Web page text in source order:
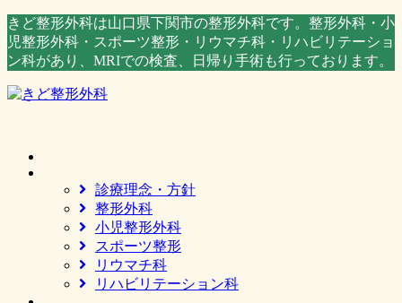
コ
ン
テ
ツ
ナ
ビ
ゲ
シ
きど整形外科は山口県下関市の整形外科です。整形外科・小
児整形外科・スポーツ整形・リウマチ科・リハビリテーショ
ン科があり、MRIでの検査、日帰り手術も行っております。
診療理念・方針
整形外科
小児整形外科
スポーツ整形
リウマチ科
リハビリテーション科